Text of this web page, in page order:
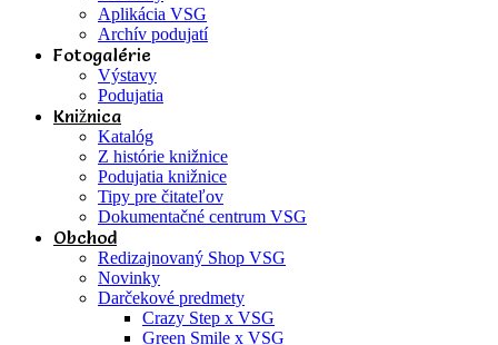
Aplikácia VSG
Archív podujatí
Fotogalérie
Výstavy
Podujatia
Knižnica
Katalóg
Z histórie knižnice
Podujatia knižnice
Tipy pre čitateľov
Dokumentačné centrum VSG
Obchod
Redizajnovaný Shop VSG
Novinky
Darčekové predmety
Crazy Step x VSG
Green Smile x VSG